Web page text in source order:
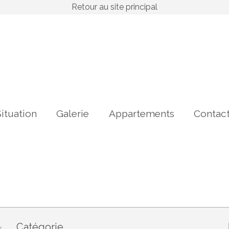
Retour au site principal
Galerie Appartements